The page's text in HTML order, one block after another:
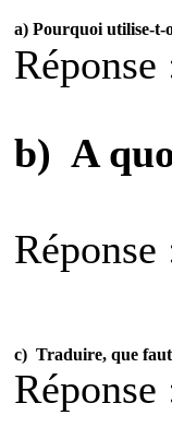
a) Pourquoi utilise-t-
Réponse
b) A
Réponse
c) Traduire, que
Réponse